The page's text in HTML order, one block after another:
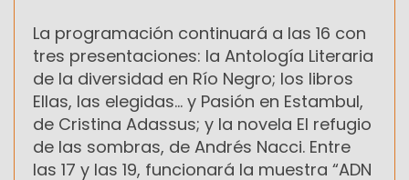
La programación continuará a las 16 con
tres presentaciones: la Antología Literaria
de la diversidad en Río Negro; los libros
Ellas, las elegidas… y Pasión en Estambul,
de Cristina Adassus; y la novela El refugio
de las sombras, de Andrés Nacci. Entre
las 17 y las 19, funcionará la muestra “ADN